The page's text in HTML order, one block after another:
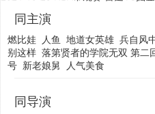
同主演
燃比娃 人鱼 地道女英雄 兵自风
别这样 落第贤者的学院无双 第二
号 新老娘舅 人气美食
同导演